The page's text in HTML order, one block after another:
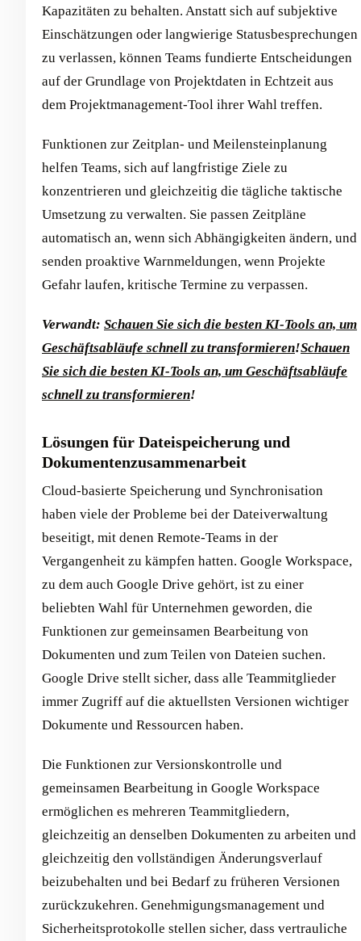
Kapazitäten zu behalten. Anstatt sich auf subjektive
Einschätzungen oder langwierige Statusbesprechungen
zu verlassen, können Teams fundierte Entscheidungen
auf der Grundlage von Projektdaten in Echtzeit aus
dem Projektmanagement-Tool ihrer Wahl treffen.
Funktionen zur Zeitplan- und Meilensteinplanung
helfen Teams, sich auf langfristige Ziele zu
konzentrieren und gleichzeitig die tägliche taktische
Umsetzung zu verwalten. Sie passen Zeitpläne
automatisch an, wenn sich Abhängigkeiten ändern, und
senden proaktive Warnmeldungen, wenn Projekte
Gefahr laufen, kritische Termine zu verpassen.
Verwandt: Schauen Sie sich die besten KI-Tools an, um
Geschäftsabläufe schnell zu transformieren!Schauen
Sie sich die besten KI-Tools an, um Geschäftsabläufe
schnell zu transformieren!
Lösungen für Dateispeicherung und
Dokumentenzusammenarbeit
Cloud-basierte Speicherung und Synchronisation
haben viele der Probleme bei der Dateiverwaltung
beseitigt, mit denen Remote-Teams in der
Vergangenheit zu kämpfen hatten. Google Workspace,
zu dem auch Google Drive gehört, ist zu einer
beliebten Wahl für Unternehmen geworden, die
Funktionen zur gemeinsamen Bearbeitung von
Dokumenten und zum Teilen von Dateien suchen.
Google Drive stellt sicher, dass alle Teammitglieder
immer Zugriff auf die aktuellsten Versionen wichtiger
Dokumente und Ressourcen haben.
Die Funktionen zur Versionskontrolle und
gemeinsamen Bearbeitung in Google Workspace
ermöglichen es mehreren Teammitgliedern,
gleichzeitig an denselben Dokumenten zu arbeiten und
gleichzeitig den vollständigen Änderungsverlauf
beizubehalten und bei Bedarf zu früheren Versionen
zurückzukehren. Genehmigungsmanagement und
Sicherheitsprotokolle stellen sicher, dass vertrauliche